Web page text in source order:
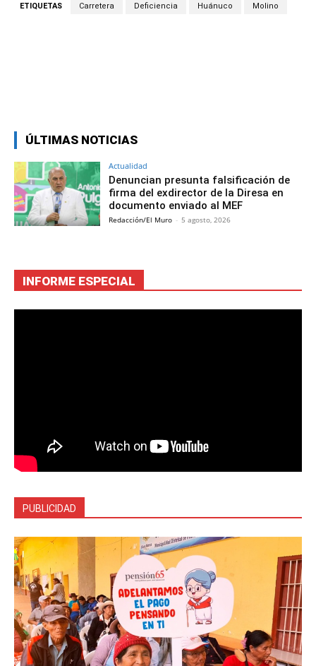
ETIQUETAS Carretera Deficiencia Huánuco Molino
ÚLTIMAS NOTICIAS
Actualidad
Denuncian presunta falsificación de
firma del exdirector de la Diresa en
documento enviado al MEF
Redacción/El Muro - 5 agosto, 2026
INFORME ESPECIAL
PUBLICIDAD